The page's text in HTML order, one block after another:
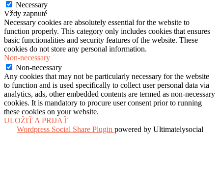
Necessary
Vždy zapnuté
Necessary cookies are absolutely essential for the website to
function properly. This category only includes cookies that ensures
basic functionalities and security features of the website. These
cookies do not store any personal information.
Non-necessary
Non-necessary
Any cookies that may not be particularly necessary for the website
to function and is used specifically to collect user personal data via
analytics, ads, other embedded contents are termed as non-necessary
cookies. It is mandatory to procure user consent prior to running
these cookies on your website.
ULOŽIŤ A PRIJAŤ
Wordpress Social Share Plugin powered by Ultimatelysocial